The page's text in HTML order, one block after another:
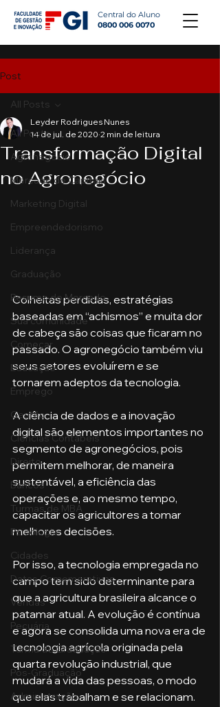
Central do Aluno
0800 006 0070
Post
All Posts
Agronegócio
Mercado de Capitais
Marketing Digital
Empreendedorismo
Liderança
Graduação
Resumo do Mercado
Sua comunidade
Começar
Educação
Emprego
Gestão
Ciências Contábeis
Direito
Bancos
Turmas de MBA
Psicologia
Cidades
Datas Comemorativas
Vendas
Pecuária
Turma de Graduação
Pós-Graduação
Administração
All Posts
Transformação Digital
no Agronegócio
Leyder Rodrigues Nunes
14 de jul. de 2020 2 min de leitura
Colheitas perdidas, estratégias
baseadas em “achismos” e muita dor
de cabeça são coisas que ficaram no
passado. O agronegócio também viu
seus setores evoluírem e se
tornarem adeptos da tecnologia.
A ciência de dados e a inovação
digital são elementos importantes no
segmento de agronegócios, pois
permitem melhorar, de maneira
sustentável, a eficiência das
operações e, ao mesmo tempo,
capacitar os agricultores a tomar
melhores decisões.
Por isso, a tecnologia empregada no
campo tem sido determinante para
que a agricultura brasileira alcance o
patamar atual. A evolução é contínua
e agora se consolida uma nova era de
tecnologia agrícola originada pela
quarta revolução industrial, que
mudará a vida das pessoas, o modo
que elas trabalham e se relacionam.